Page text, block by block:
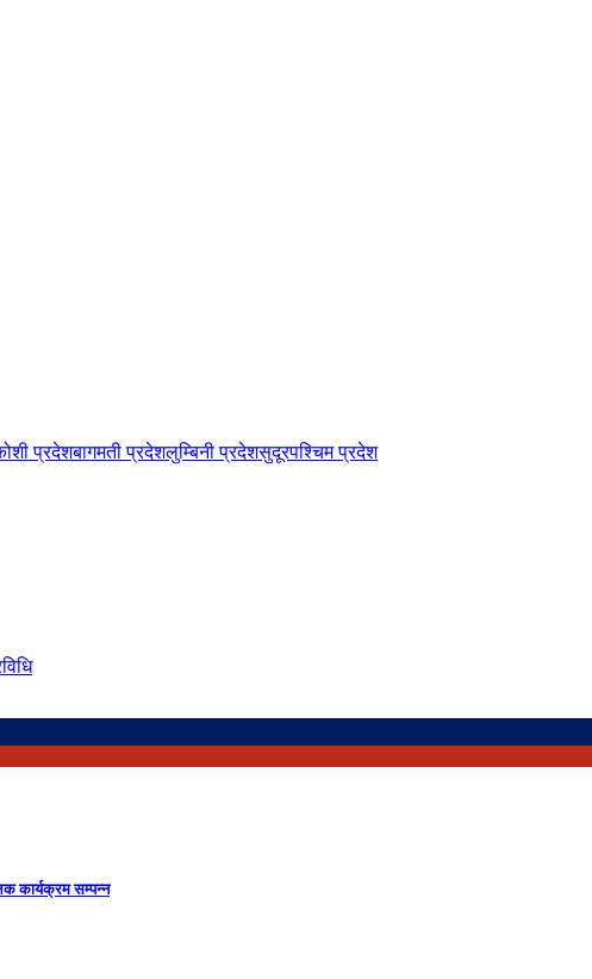
प्रदेशबागमती प्रदेशलुम्बिनी प्रदेशसुदूरपश्चिम प्रदेश
कार्यक्रम सम्पन्न